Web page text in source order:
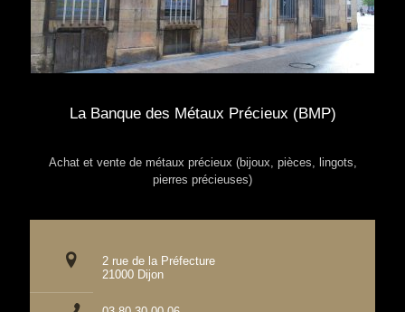
La Banque des Métaux Précieux (BMP)
Achat et vente de métaux précieux (bijoux, pièces, lingots,
pierres précieuses)
2 rue de la Préfecture
21000 Dijon